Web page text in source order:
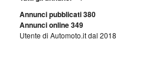
Annunci pubblicati 380
Annunci online 349
Utente di Automoto.it dal 2018